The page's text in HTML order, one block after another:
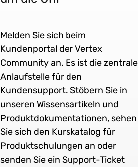
Melden Sie sich beim
Kundenportal der Vertex
Community an. Es ist die zentrale
Anlaufstelle für den
Kundensupport. Stöbern Sie in
unseren Wissensartikeln und
Produktdokumentationen, sehen
Sie sich den Kurskatalog für
Produktschulungen an oder
senden Sie ein Support-Ticket